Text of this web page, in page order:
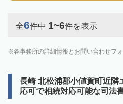
全6件中 1~6件を表示
各事務所の詳細情報とお問い合わせフ
長崎 北松浦郡小値賀町近隣
応可で相続対応可能な司法